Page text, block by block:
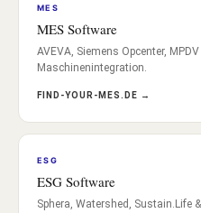
MES
MES Software
AVEVA, Siemens Opcenter,
Maschinenintegration.
FIND-YOUR-MES.DE →
ESG
ESG Software
Sphera, Watershed, Sustain.Life